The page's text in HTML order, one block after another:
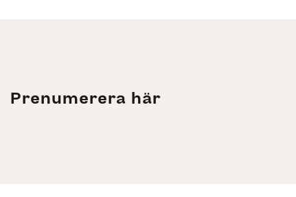
Prenumerera här